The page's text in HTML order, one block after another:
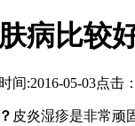
病比较
时间:2016-05-03点击：
皮炎湿疹是非常顽